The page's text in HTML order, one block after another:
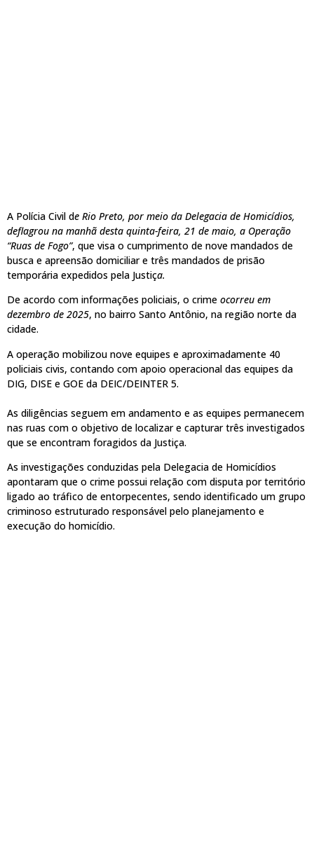
A Polícia Civil de Rio Preto, por meio da Delegacia de Homicídios,
deflagrou na manhã desta quinta-feira, 21 de maio, a Operação
“Ruas de Fogo”, que visa o cumprimento de nove mandados de
busca e apreensão domiciliar e três mandados de prisão
temporária expedidos pela Justiça.
De acordo com informações policiais, o crime ocorreu em
dezembro de 2025, no bairro Santo Antônio, na região norte da
cidade.
A operação mobilizou nove equipes e aproximadamente 40
policiais civis, contando com apoio operacional das equipes da
DIG, DISE e GOE da DEIC/DEINTER 5.
As diligências seguem em andamento e as equipes permanecem
nas ruas com o objetivo de localizar e capturar três investigados
que se encontram foragidos da Justiça.
As investigações conduzidas pela Delegacia de Homicídios
apontaram que o crime possui relação com disputa por território
ligado ao tráfico de entorpecentes, sendo identificado um grupo
criminoso estruturado responsável pelo planejamento e
execução do homicídio.